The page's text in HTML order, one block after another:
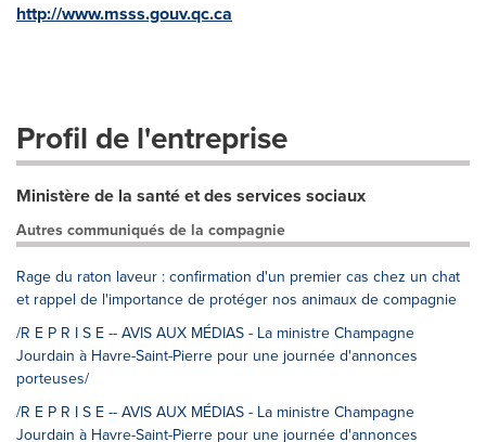
http://www.msss.gouv.qc.ca
Profil de l'entreprise
Ministère de la santé et des services sociaux
Autres communiqués de la compagnie
Rage du raton laveur : confirmation d'un premier cas chez un chat
et rappel de l'importance de protéger nos animaux de compagnie
/R E P R I S E -- AVIS AUX MÉDIAS - La ministre Champagne
Jourdain à Havre-Saint-Pierre pour une journée d'annonces
porteuses/
/R E P R I S E -- AVIS AUX MÉDIAS - La ministre Champagne
Jourdain à Havre-Saint-Pierre pour une journée d'annonces